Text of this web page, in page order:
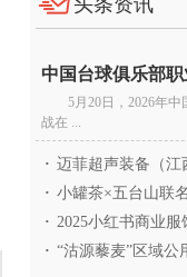
头条资讯
5月20日，2026年
战在 ...
· 迈菲超声装备（江西
· 小罐茶×五台山联
· 2025小红书商业服饰
· “沽源藜麦”区域公用